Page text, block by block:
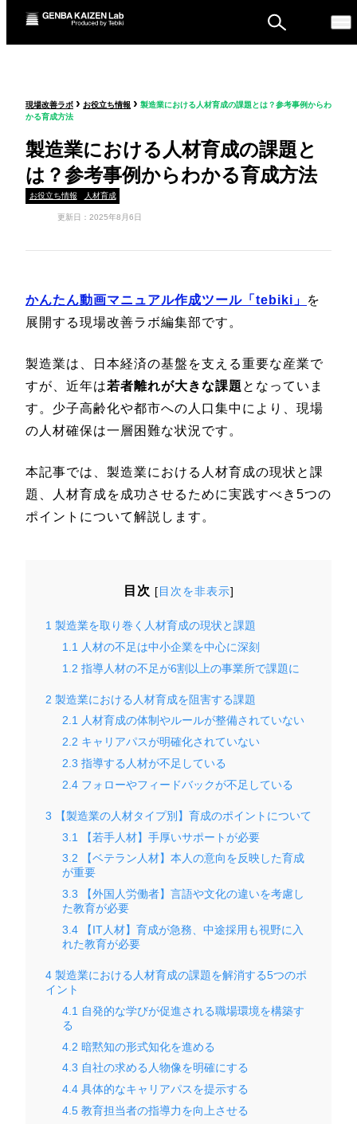
ム
現場改善ラボ › お役立ち情報 › 製造業における人材育成の課題とは？参考事例からわ
かる育成方法
製造業における人材育成の課題と
は？参考事例からわかる育成方法
お役立ち情報 人材育成
更新日：2025年8月6日
かんたん動画マニュアル作成ツール「tebiki」
を
展開する現場改善ラボ編集部です。
製造業は、日本経済の基盤を支える重要な産業で
すが、近年は若者離れが大きな課題 となっていま
す。少子高齢化や都市への人口集中により、現場
の人材確保は一層困難な状況です。
本記事では、製造業における人材育成の現状と課
題、人材育成を成功させるために実践すべき5つの
ポイントについて解説します。
目次 [目次を非表示]
1 製造業を取り巻く人材育成の現状と課題
1.1
人材の不足は中小企業を中心に深刻
1.2 指導人材の不足が6割以上の事業所で課題に
2 製造業における人材育成を阻害する課題
2.1 人材育成の体制やルールが整備されていない
2.2 キャリアパスが明確化されていない
2.3 指導する人材が不足している
2.4 フォローやフィードバックが不足している
3 【製造業の人材タイプ別】育成のポイントについて
3.1
【若手人材】手厚いサポートが必要
3.2 【ベテラン人材】本人の意向を反映した育成
が重要
3.3 【外国人労働者】言語や文化の違いを考慮し
た教育が必要
3.4 【IT人材】育成が急務、中途採用も視野に入
れた教育が必要
4 製造業における人材育成の課題を解消する5つのポ
イント
4.1 自発的な学びが促進される職場環境を構築す
る
4.2 暗黙知の形式知化を進める
4.3 自社の求める人物像を明確にする
4.4 具体的なキャリアパスを提示する
4.5 教育担当者の指導力を向上させる